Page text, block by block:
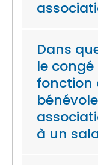
Dans
le
fonction
à un